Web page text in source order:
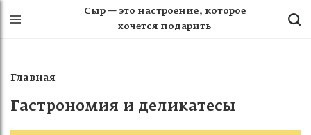
Сыр — это настроение, которое
хочется подарить
Главная
Гастрономия и деликатесы